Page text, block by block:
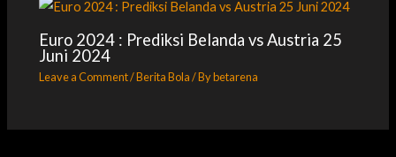
Euro 2024 : Prediksi Belanda vs Austria 25
Juni 2024
Leave a Comment/Berita Bola/ Bybetarena